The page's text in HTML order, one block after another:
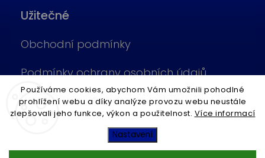
Používáme cookies, abychom Vám umožnili pohodlné
prohlížení webu a díky analýze provozu webu neustále
zlepšovali jeho funkce, výkon a použitelnost. Více informací
Nastavení
Užitečné
Obchodní podmínky
Podmínky ochrany osobních údajů
Cookies
Fish4Pets. Všechna práva vyhrazena.